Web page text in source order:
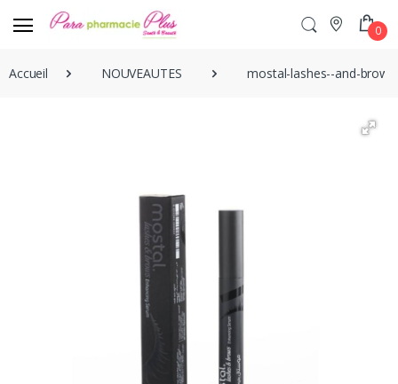
0
Accueil NOUVEAUTES mostal-lashes--and-